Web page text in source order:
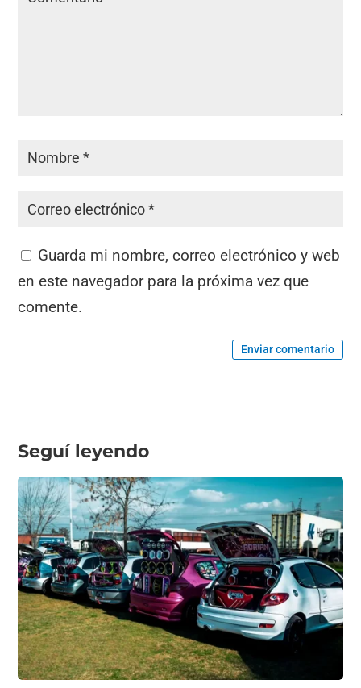
Guarda mi nombre, correo electrónico y web
en este navegador para la próxima vez que
comente.
Enviar comentario
Seguí leyendo